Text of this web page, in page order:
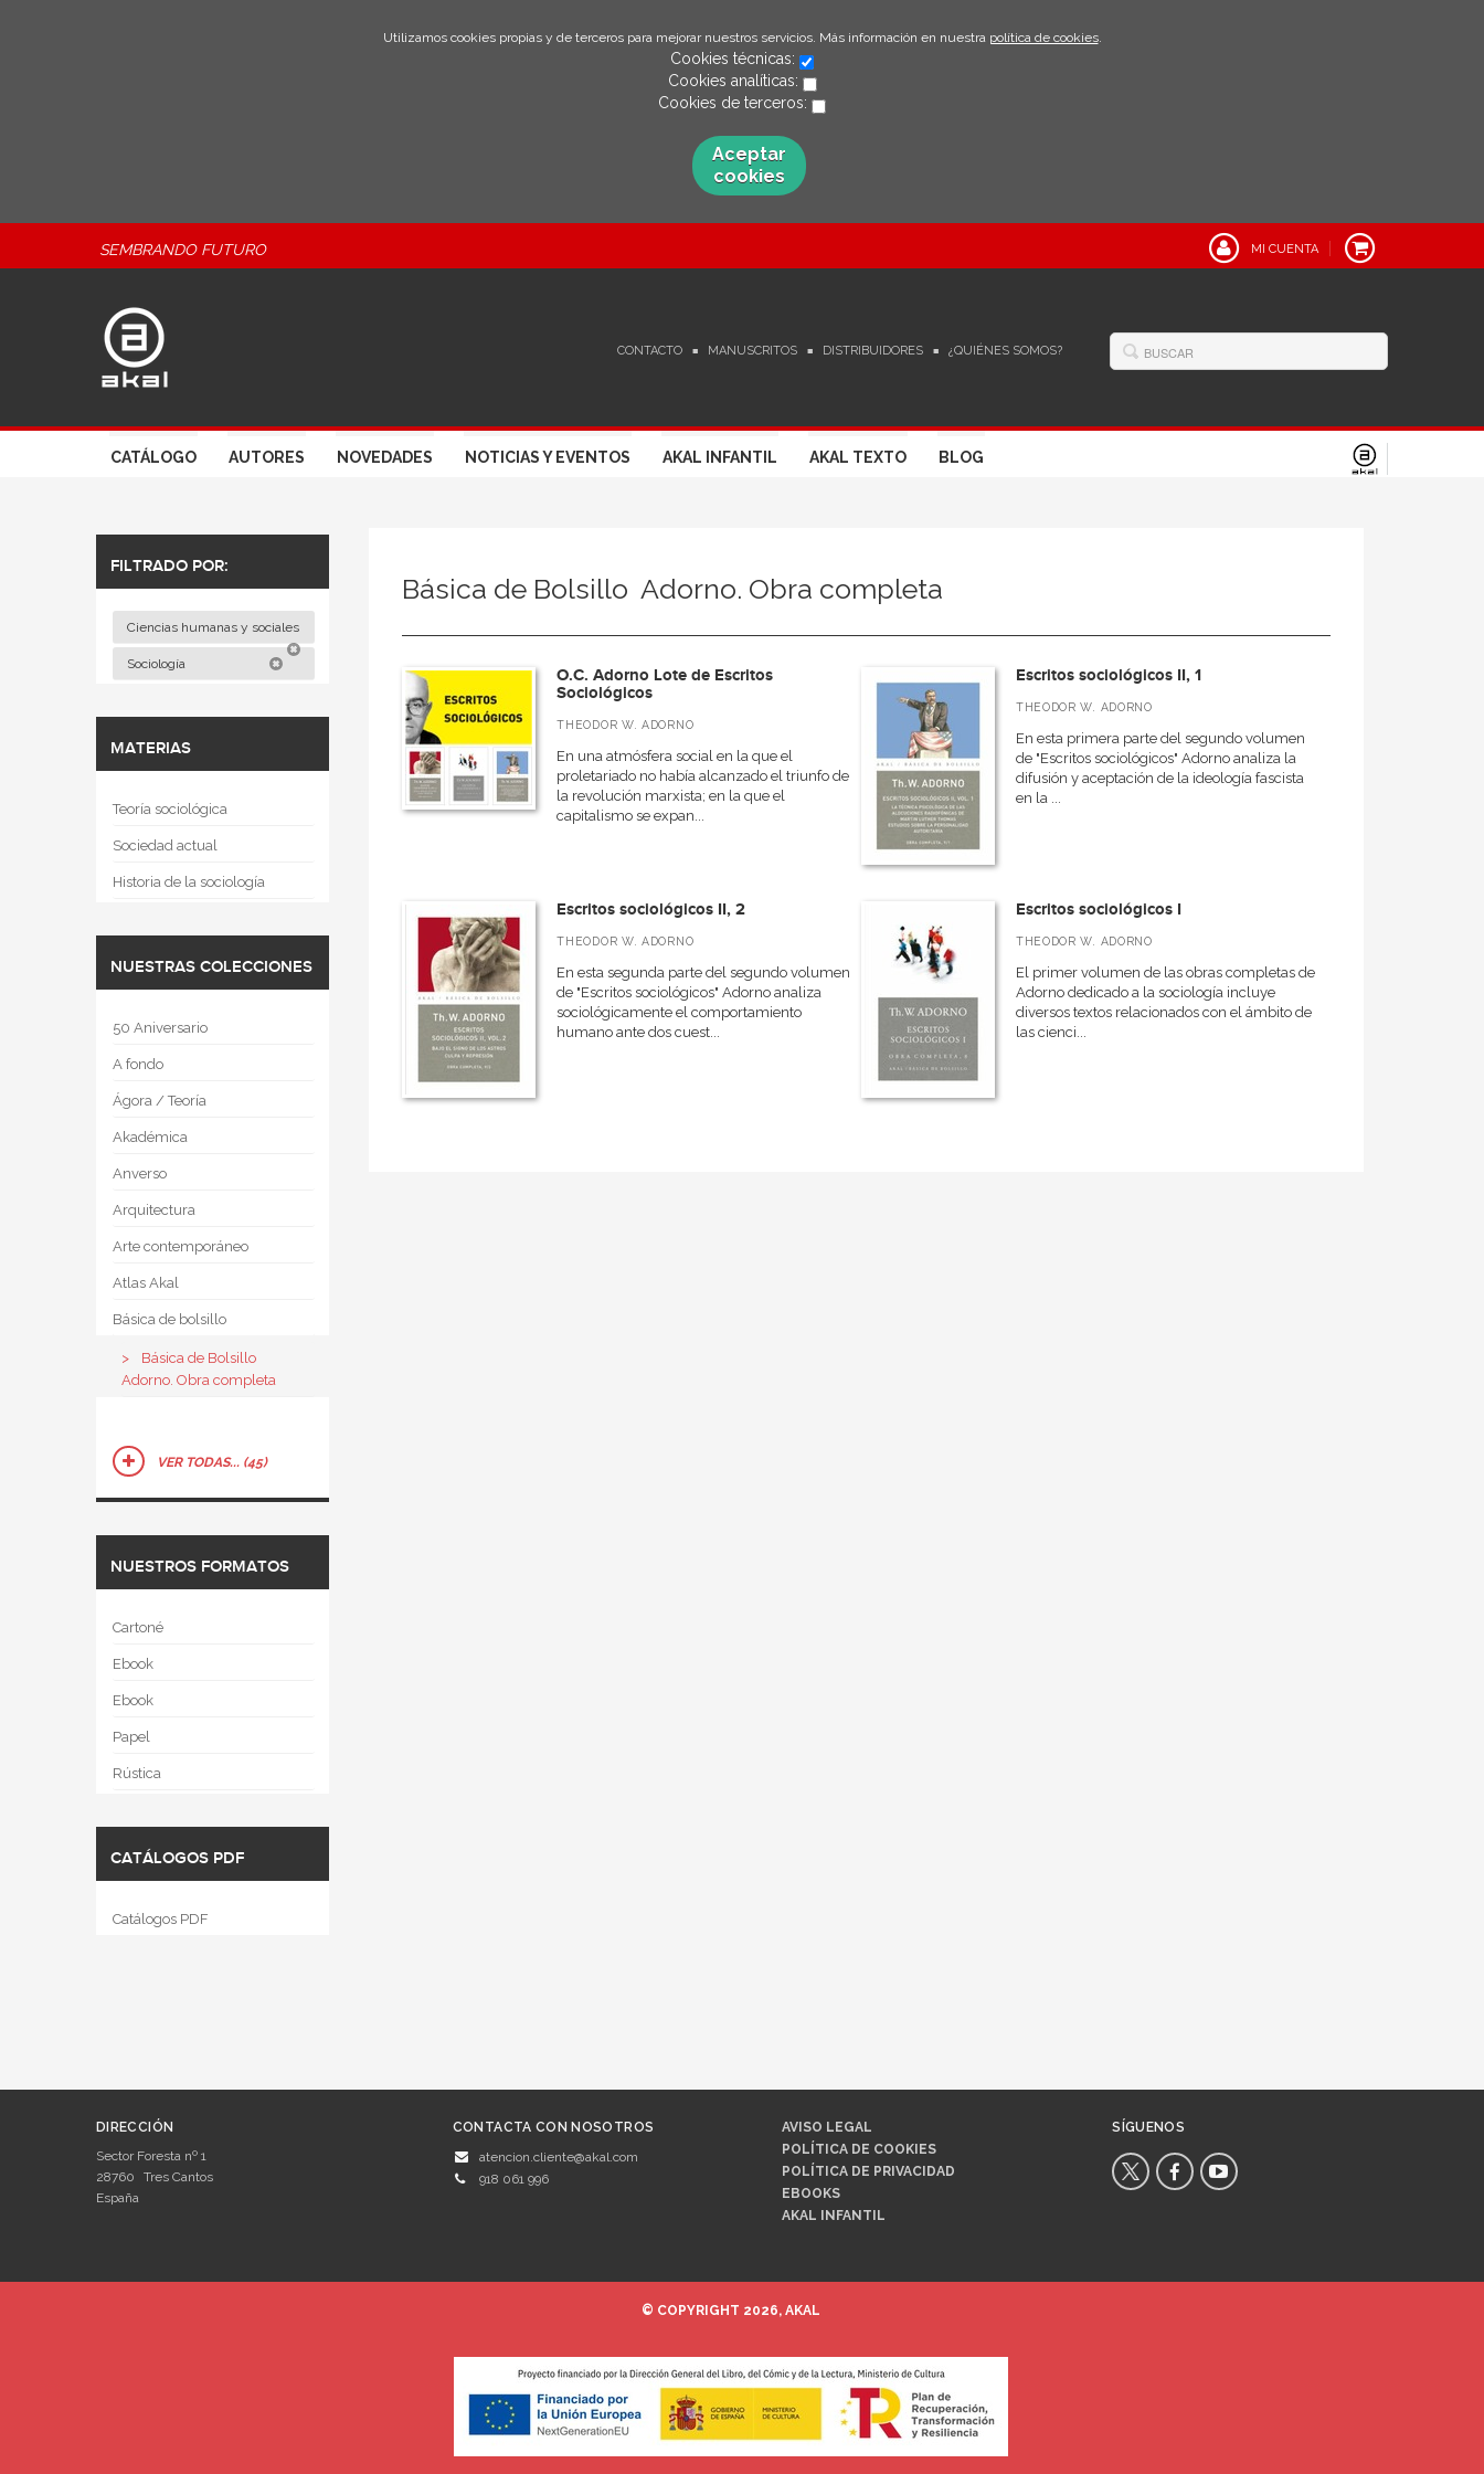
Utilizamos cookies propias y de terceros para mejorar nuestros servicios. Más información en nuestra política de cookies.
Cookies técnicas:
Cookies analíticas:
Cookies de terceros:
Aceptar
cookies
SEMBRANDO FUTURO MI CUENTA
CONTACTO MANUSCRITOS DISTRIBUIDORES ¿QUIÉNES SOMOS?
CATÁLOGO AUTORES NOVEDADES NOTICIAS Y EVENTOS AKAL INFANTIL AKAL TEXTO BLOG
FILTRADO POR:
Ciencias humanas y sociales
Sociología
MATERIAS
Teoría sociológica
Sociedad actual
Historia de la sociología
NUESTRAS COLECCIONES
50 Aniversario
A fondo
Ágora / Teoría
Akadémica
Anverso
Arquitectura
Arte contemporáneo
Atlas Akal
Básica de bolsillo
Básica de Bolsillo 
Adorno. Obra completa
VER TODAS... (45)
NUESTROS FORMATOS
Cartoné
Ebook
Ebook
Papel
Rústica
CATÁLOGOS PDF
Catálogos PDF
Básica de Bolsillo  Adorno. Obra completa
O.C. Adorno Lote de Escritos
Sociológicos
THEODOR W. ADORNO
En una atmósfera social en la que el
proletariado no había alcanzado el triunfo de
la revolución marxista; en la que el
capitalismo se expan...
Escritos sociológicos II, 1
THEODOR W. ADORNO
En esta primera parte del segundo volumen
de "Escritos sociológicos" Adorno analiza la
difusión y aceptación de la ideología fascista
en la ...
Escritos sociológicos II, 2
THEODOR W. ADORNO
En esta segunda parte del segundo volumen
de "Escritos sociológicos" Adorno analiza
sociológicamente el comportamiento
humano ante dos cuest...
Escritos sociológicos I
THEODOR W. ADORNO
El primer volumen de las obras completas de
Adorno dedicado a la sociología incluye
diversos textos relacionados con el ámbito de
las cienci...
DIRECCIÓN
Sector Foresta nº 1
28760
Tres Cantos
España
CONTACTA CON NOSOTROS
atencion.cliente@akal.com
918 061 996
AVISO LEGAL
POLÍTICA DE COOKIES
POLÍTICA DE PRIVACIDAD
EBOOKS
AKAL INFANTIL
SÍGUENOS
© COPYRIGHT 2026, AKAL